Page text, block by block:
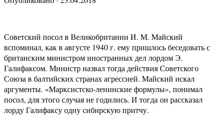
Советский посол в Великобритании И. М. Май­ский
вспоминал, как в августе 1940 г. ему пришлось беседовать с
британским министром иностранных дел лордом Э.
Галифаксом. Министр назвал тогда действия Советского
Союза в балтийских странах агрессией. Майский искал
аргументы. «Марксистско-ленин­ские формулы», понимал
посол, для этого случая не годились. И тог­да он рассказал
лорду Галифаксу одну сибирскую притчу.